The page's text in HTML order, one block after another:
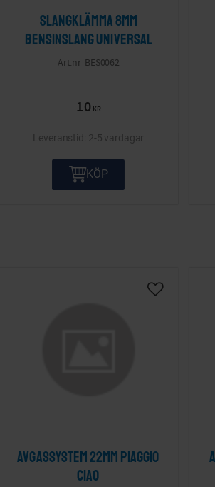
Slangklämma 8mm
bensinslang Universal
BES0062
10 KR
2-5 vardagar
KÖP
i önskelista
Avgassystem 22mm Piaggio
Ciao
Lägg till i